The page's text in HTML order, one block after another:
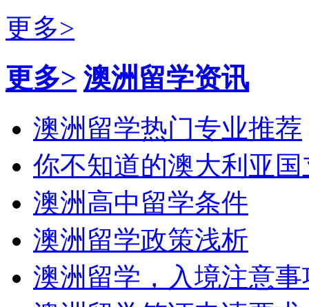
更多>
更多> 澳洲留学资讯
澳洲留学热门专业推荐
你不知道的澳大利亚
澳洲高中留学条件
澳洲留学政策浅析
澳洲留学，入境注意事